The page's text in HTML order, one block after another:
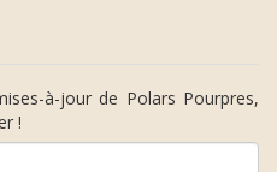
à-jour de Polars Pourpres,
!